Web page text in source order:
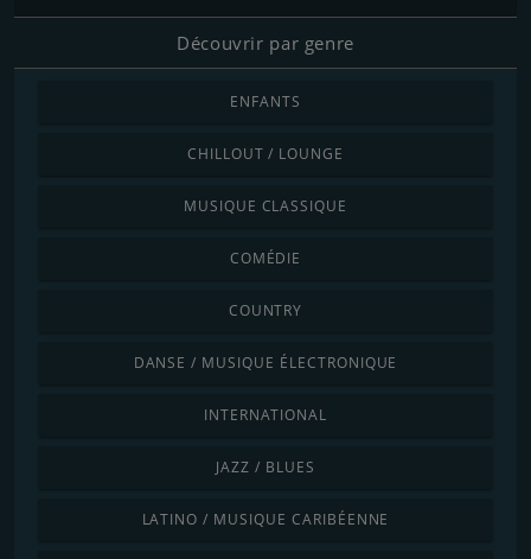
Découvrir par genre
ENFANTS
CHILLOUT / LOUNGE
MUSIQUE CLASSIQUE
COMÉDIE
COUNTRY
DANSE / MUSIQUE ÉLECTRONIQUE
INTERNATIONAL
JAZZ / BLUES
LATINO / MUSIQUE CARIBÉENNE